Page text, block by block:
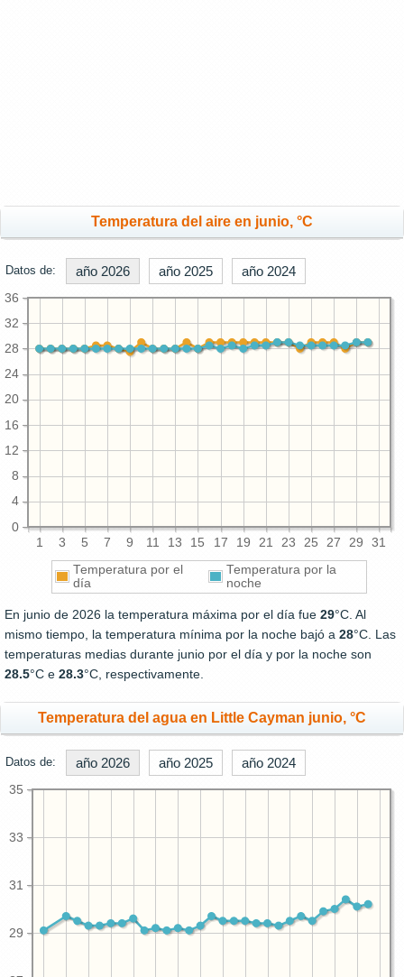
Temperatura del aire en junio, °C
Datos de: año 2026 año 2025 año 2024
1 3 5 7 9 11 13 15 17 19 21 23 25 27 29 31
0
4
8
12
16
20
24
28
32
36
Temperatura por el
día
Temperatura por la
noche
En junio de 2026 la temperatura máxima por el día fue 29°C. Al
mismo tiempo, la temperatura mínima por la noche bajó a 28°C. Las
temperaturas medias durante junio por el día y por la noche son
28.5°C e 28.3°C, respectivamente.
Temperatura del agua en Little Cayman junio, °C
Datos de: año 2026 año 2025 año 2024
29
31
33
35